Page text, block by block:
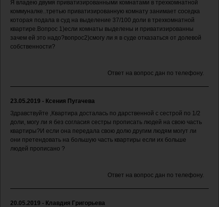
Я владею двумя приватизированными комнатами в трехкомнатной
коммуналке..третью приватизированную комнату занимает соседка
которая подала в суд на выделение 37/100 доли в трехкомнатной
квартире.Вопрос 1)если комнаты выделены и приватизированны
зачем ей это надо?вопрос2)смогу ли я в суде отказаться от долевой
собственности?
Ответ на вопрос дан по телефону.
23.05.2019 - Ксения Пугачева
Здравствуйте ,Квартира досталась по дарственной с сестрой по 1/2
доли, могу ли я без согласия сестры прописать людей на свою часть
квартиры?И если она передала свою долю другим людям могут ли
они претендовать на большую часть квартиры если их больше
людей прописано ?
Ответ на вопрос дан по телефону.
20.05.2019 - Клавдия Григорьева